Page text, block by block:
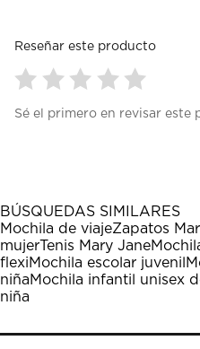
Reseñar este producto
para
1
estrella
Esta
acción
abrirá
el
formulario
envío.
para
estrellas.
Esta
acción
abrirá
el
envío.
para
estrellas.
Esta
acción
abrirá
el
envío.
para
estrellas.
Esta
acción
abrirá
el
envío.
para
estrellas.
Esta
acción
abrirá
el
envío.
Sé el primero en revisar este
BÚSQUEDAS SIMILARES
Mochila de viajeZapatos
mujerTenis Mary Jane
flexiMochila escolar juvenil
niñaMochila infantil unisex
niña